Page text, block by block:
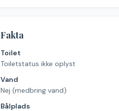
Fakta
Toilet
Toiletstatus ikke oplyst
Vand
Nej (medbring vand)
Bålplads